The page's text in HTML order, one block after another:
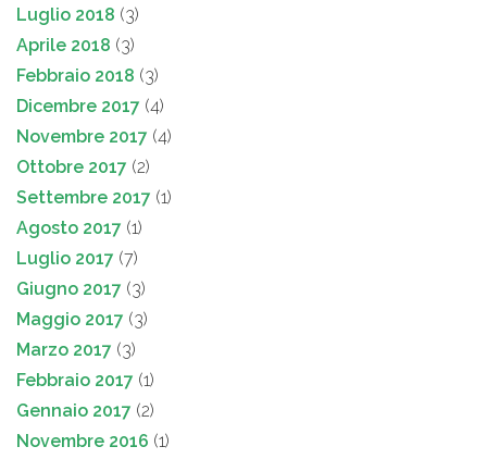
Luglio 2018 (3)
Aprile 2018 (3)
Febbraio 2018 (3)
Dicembre 2017 (4)
Novembre 2017 (4)
Ottobre 2017 (2)
Settembre 2017 (1)
Agosto 2017 (1)
Luglio 2017 (7)
Giugno 2017 (3)
Maggio 2017 (3)
Marzo 2017 (3)
Febbraio 2017 (1)
Gennaio 2017 (2)
Novembre 2016 (1)